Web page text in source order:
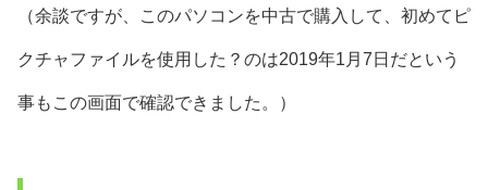
（余談ですが、このパソコンを中古で購入して、初めてピ
クチャファイルを使用した？のは2019年1月7日だという
事もこの画面で確認できました。）